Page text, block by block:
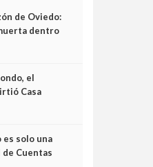
de Oviedo:
dentro
el
Casa
es solo una
de Cuentas